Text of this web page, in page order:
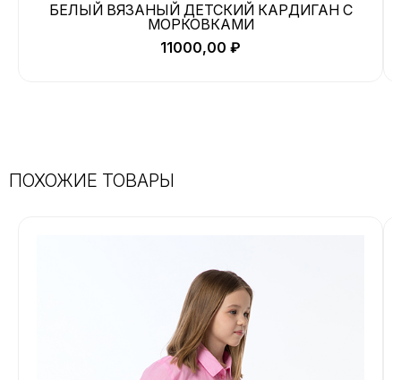
БЕЛЫЙ ВЯЗАНЫЙ ДЕТСКИЙ КАРДИГАН С
МОРКОВКАМИ
11000,00 ₽
ПОХОЖИЕ ТОВАРЫ